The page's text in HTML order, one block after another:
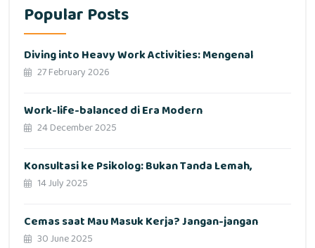
Popular Posts
Diving into Heavy Work Activities: Mengenal
27 February 2026
Work-life-balanced di Era Modern
24 December 2025
Konsultasi ke Psikolog: Bukan Tanda Lemah,
14 July 2025
Cemas saat Mau Masuk Kerja? Jangan-jangan
30 June 2025